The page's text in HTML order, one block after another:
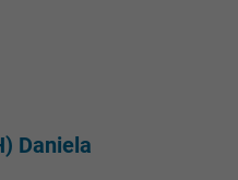
Daniela